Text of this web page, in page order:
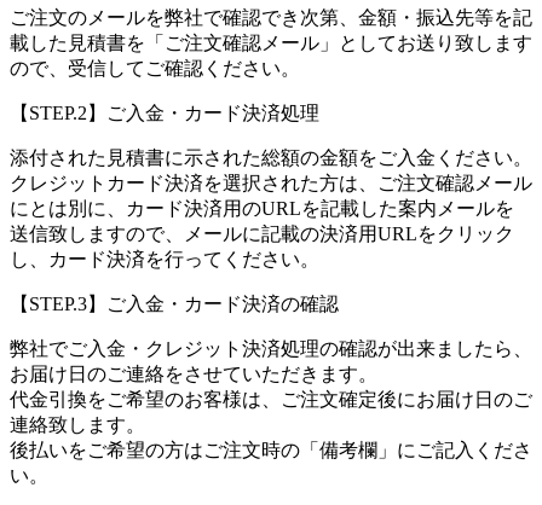
ご注文のメールを弊社で確認でき次第、金額・振込先等を記
載した見積書を「ご注文確認メール」としてお送り致します
ので、受信してご確認ください。
【STEP.2】ご入金・カード決済処理
添付された見積書に示された総額の金額をご入金ください。
クレジットカード決済を選択された方は、ご注文確認メール
にとは別に、カード決済用のURLを記載した案内メールを
送信致しますので、メールに記載の決済用URLをクリック
し、カード決済を行ってください。
【STEP.3】ご入金・カード決済の確認
弊社でご入金・クレジット決済処理の確認が出来ましたら、
お届け日のご連絡をさせていただきます。
代金引換をご希望のお客様は、ご注文確定後にお届け日のご
連絡致します。
後払いをご希望の方はご注文時の「備考欄」にご記入くださ
い。